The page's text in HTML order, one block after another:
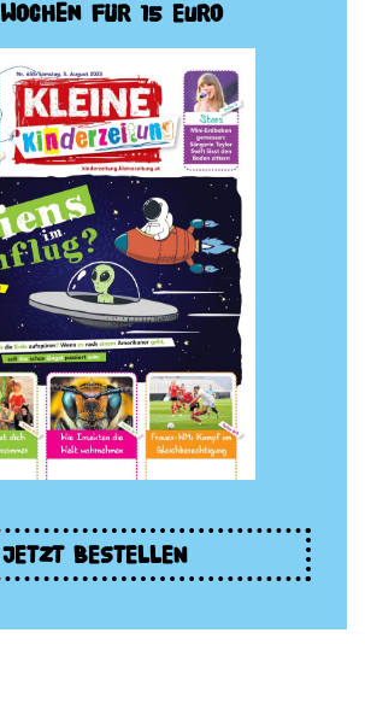
für 15 Euro
JETZT BESTELLEN